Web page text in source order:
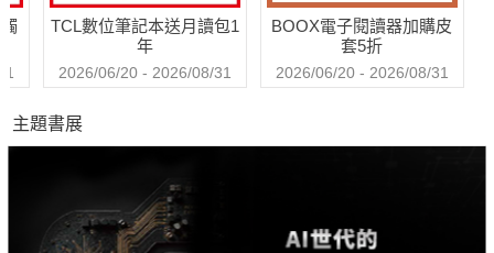
TCL數位筆記本送月讀包1
年
2026/06/20 - 2026/08/31
BOOX電子閱讀器加購皮
套5折
2026/06/20 - 2026/08/31
主題書展